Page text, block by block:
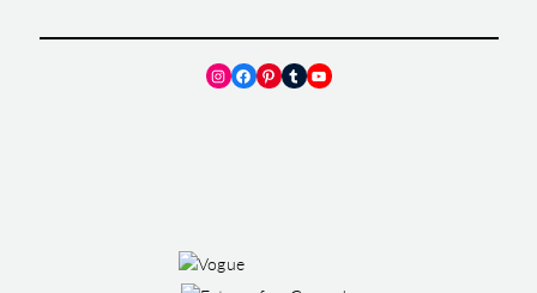
Instagram
Facebook
Pinterest
TumblrYouTube